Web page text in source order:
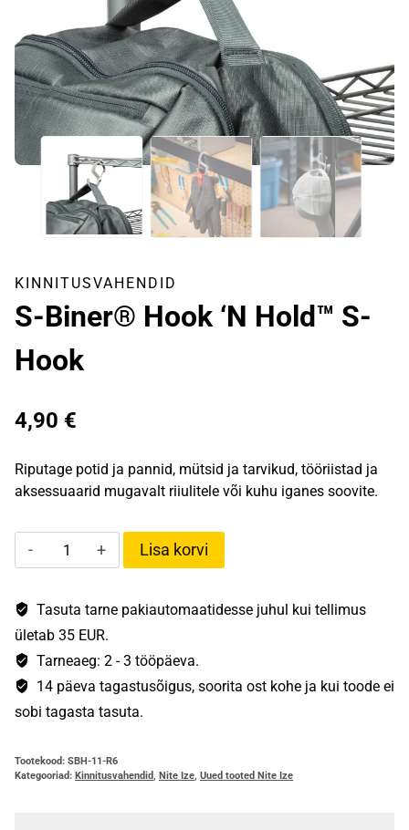
KINNITUSVAHENDID
S-Biner® Hook ‘N Hold™ S-
Hook
4,90 €
Riputage potid ja pannid, mütsid ja tarvikud, tööriistad ja
aksessuaarid mugavalt riiulitele või kuhu iganes soovite.
Biner®
'N
Hold™
kogus
Lisa korvi
Tasuta tarne pakiautomaatidesse juhul kui tellimus
ületab 35 EUR.
Tarneaeg: 2 - 3 tööpäeva.
14 päeva tagastusõigus, soorita ost kohe ja kui toode ei
sobi tagasta tasuta.
Tootekood: SBH-11-R6
Kategooriad: Kinnitusvahendid, Nite Ize, Uued tooted Nite Ize